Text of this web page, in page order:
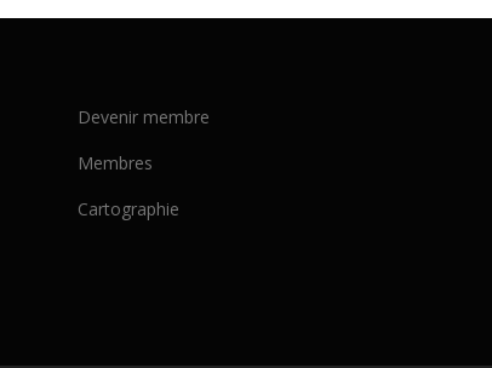
Devenir membre
Membres
Cartographie